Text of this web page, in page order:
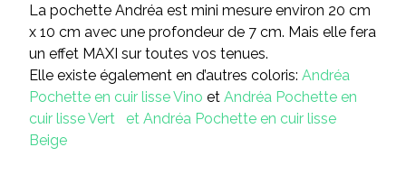
La pochette Andréa est mini mesure environ 20 cm
x 10 cm avec une profondeur de 7 cm. Mais elle fera
un effet MAXI sur toutes vos tenues.
Elle existe également en d’autres coloris: Andréa
Pochette en cuir lisse Vino et Andréa Pochette en
cuir lisse Vert
et Andréa Pochette en cuir lisse
Beige